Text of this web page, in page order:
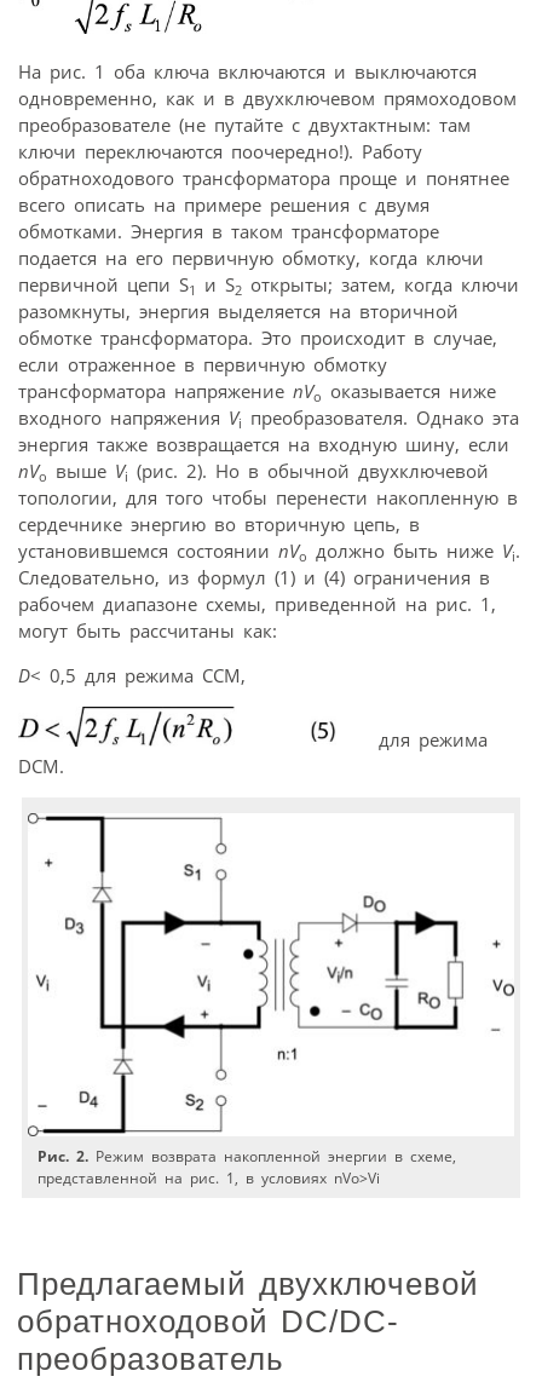
На рис. 1 оба ключа включаются и выключаются
одновременно, как и в двухключевом прямоходовом
преобразователе (не путайте с двухтактным: там
ключи переключаются поочередно!). Работу
обратноходового трансформатора проще и понятнее
всего описать на примере решения с двумя
обмотками. Энергия в таком трансформаторе
подается на его первичную обмотку, когда ключи
первичной цепи S1 и S2 открыты; затем, когда ключи
разомкнуты, энергия выделяется на вторичной
обмотке трансформатора. Это происходит в случае,
если отраженное в первичную обмотку
трансформатора напряжение nVo оказывается ниже
входного напряжения Vi преобразователя. Однако эта
энергия также возвращается на входную шину, если
nVo выше Vi (рис. 2). Но в обычной двухключевой
топологии, для того чтобы перенести накопленную в
сердечнике энергию во вторичную цепь, в
установившемся состоянии nVo должно быть ниже Vi.
Следовательно, из формул (1) и (4) ограничения в
рабочем диапазоне схемы, приведенной на рис. 1,
могут быть рассчитаны как:
D< 0,5 для режима CCM,
для режима
DCM.
Рис. 2. Режим возврата накопленной энергии в схеме,
представленной на рис. 1, в условиях nVo>Vi
Предлагаемый двухключевой
обратноходовой DC/DC-
преобразователь